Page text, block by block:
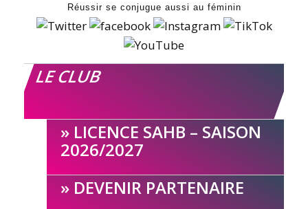
Réussir se conjugue aussi au féminin
LE CLUB
LICENCE SAHB – SAISON
2026/2027
DEVENIR PARTENAIRE